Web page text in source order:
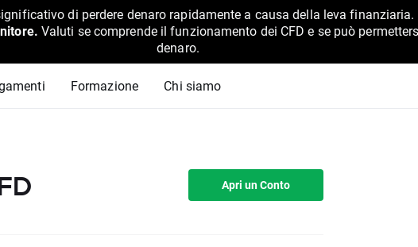
di perdere denaro rapidamente a causa della leva finanziaria.
Valuti se comprende il funzionamento dei CFD e se può
denaro.
Formazione Chi siamo
Apri un Conto